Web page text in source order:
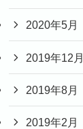
2020年5月
2019年12月
2019年8月
2019年2月